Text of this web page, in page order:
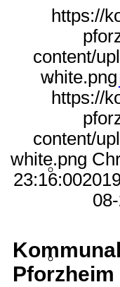
https://
content/
white.png
https://
content/
white.png
23:16:00
Pforzheim